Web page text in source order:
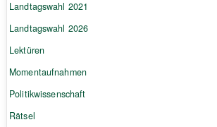
Landtagswahl 2021
Landtagswahl 2026
Lektüren
Momentaufnahmen
Politikwissenschaft
Rätsel